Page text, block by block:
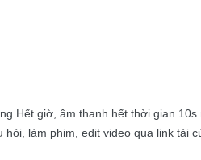
Hết giờ, âm thanh hết thời gian 10s
làm phim, edit video qua link tải